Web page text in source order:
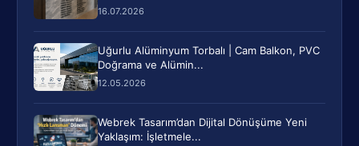
16.07.2026
Uğurlu Alüminyum Torbalı | Cam Balkon, PVC
Doğrama ve Alümin...
12.05.2026
Webrek Tasarım’dan Dijital Dönüşüme Yeni
Yaklaşım: İşletmele...